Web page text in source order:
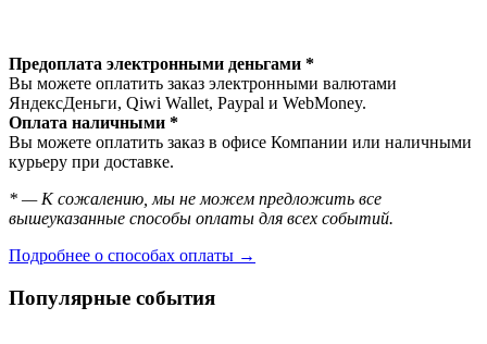
Предоплата электронными деньгами *
Вы можете оплатить заказ электронными валютами
ЯндексДеньги, Qiwi Wallet, Paypal и WebMoney.
Оплата наличными *
Вы можете оплатить заказ в офисе Компании или наличными
курьеру при доставке.
* — К сожалению, мы не можем предложить все
вышеуказанные способы оплаты для всех событий.
Подробнее о способах оплаты →
Популярные события